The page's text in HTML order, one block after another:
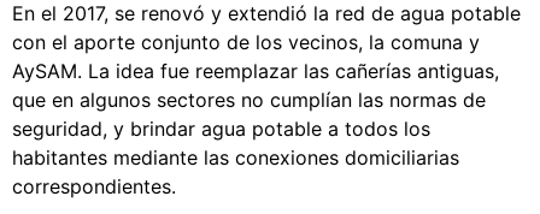
En el 2017, se renovó y extendió la red de agua potable
con el aporte conjunto de los vecinos, la comuna y
AySAM. La idea fue reemplazar las cañerías antiguas,
que en algunos sectores no cumplían las normas de
seguridad, y brindar agua potable a todos los
habitantes mediante las conexiones domiciliarias
correspondientes.